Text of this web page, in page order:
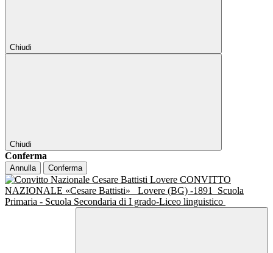
Chiudi
Chiudi
Conferma
Annulla Conferma
CONVITTO
NAZIONALE «Cesare Battisti»
Lovere (BG) -1891
Scuola
Primaria - Scuola Secondaria di I grado-Liceo linguistico